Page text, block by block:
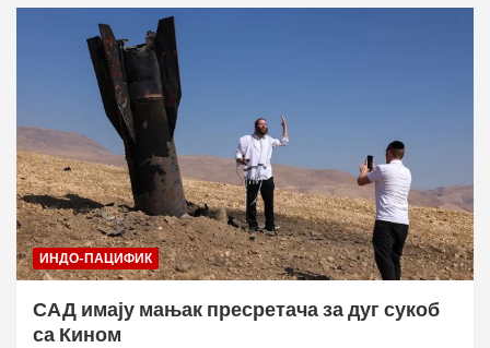
ИНДО-ПАЦИФИК
САД имају мањак пресретача за дуг сукоб
са Кином